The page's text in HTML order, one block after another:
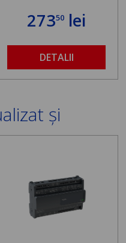
27350 lei
DETALII
și